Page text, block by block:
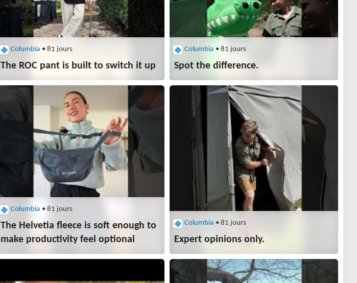
Columbia • 81 jours
The ROC pant is built to switch it up​
Columbia • 81 jours
Spot the difference.​
Columbia • 81 jours
The Helvetia fleece is soft enough to
make productivity feel optional
Columbia • 81 jours
Expert opinions only.​